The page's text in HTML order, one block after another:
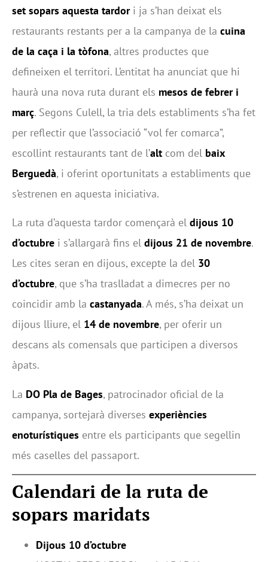
set sopars aquesta tardori ja s’han deixat els
restaurants restants per a la campanya de la cuina
de la caça i la tòfona, altres productes que
defineixen el territori. L’entitat ha anunciat que hi
haurà una nova ruta durant els mesos de febrer i
març. Segons Culell, la tria dels establiments s’ha fet
per reflectir que l’associació “vol fer comarca”,
escollint restaurants tant de l’alt com del baix
Berguedà, i oferint oportunitats a establiments que
s’estrenen en aquesta iniciativa.
La ruta d’aquesta tardor començarà el dijous 10
d’octubre i s’allargarà fins el dijous 21 de novembre.
Les cites seran en dijous, excepte la del 30
d’octubre, que s’ha traslladat a dimecres per no
coincidir amb la castanyada. A més, s’ha deixat un
dijous lliure, el 14 de novembre, per oferir un
descans als comensals que participen a diversos
àpats.
La DO Pla de Bages, patrocinador oficial de la
campanya, sortejarà diverses experiències
enoturístiques entre els participants que segellin
més caselles del passaport.
Calendari de la ruta de
sopars maridats
Dijous 10 d’octubre